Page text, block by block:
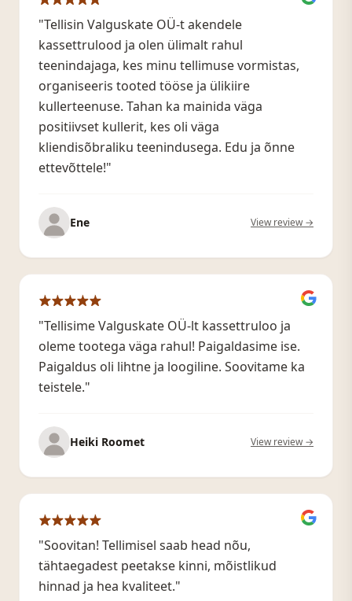
"Tellisin Valguskate OÜ-t akendele
kassettrulood ja olen ülimalt rahul
teenindajaga, kes minu tellimuse vormistas,
organiseeris tooted tööse ja ülikiire
kullerteenuse. Tahan ka mainida väga
positiivset kullerit, kes oli väga
kliendisõbraliku teenindusega. Edu ja õnne
ettevõttele!"
Ene View review →
"Tellisime Valguskate OÜ-lt kassettruloo ja
oleme tootega väga rahul! Paigaldasime ise.
Paigaldus oli lihtne ja loogiline. Soovitame ka
teistele."
Heiki Roomet View review →
"Soovitan! Tellimisel saab head nõu,
tähtaegadest peetakse kinni, mõistlikud
hinnad ja hea kvaliteet."